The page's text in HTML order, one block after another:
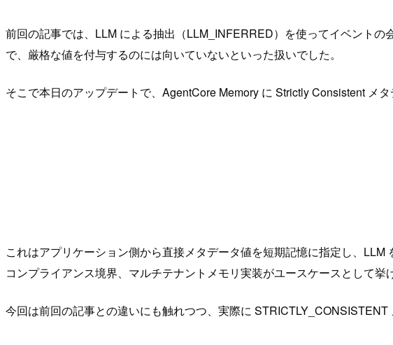
前回の記事では、LLM による抽出（LLM_INFERRED）を使ってイベント
で、厳格な値を付与するのには向いていないといった扱いでした。
そこで本日のアップデートで、AgentCore Memory に Strictly Consistent メタ
これはアプリケーション側から直接メタデータ値を短期記憶に指定し、
コンプライアンス境界、マルチテナントメモリ実装がユースケースとして挙
今回は前回の記事との違いにも触れつつ、実際に STRICTLY_CONSISTENT